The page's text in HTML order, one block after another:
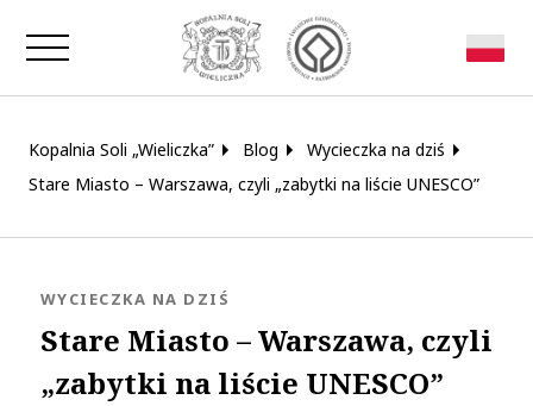
Zamknij okno
Kopalnia Soli „Wieliczka” Blog
Wycieczka na dziś
Stare Miasto – Warszawa, czyli „zabytki na liście UNESCO”
Stare Miasto – Warszawa, czyli
„zabytki na liście UNESCO”
KATEGORIA:
WYCIECZKA NA DZIŚ